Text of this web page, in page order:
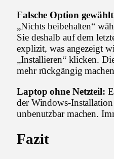
Falsche Option
„Nichts beibehalten“
Sie deshalb auf dem
explizit, was angezeigt
„Installieren“ klicken.
mehr rückgängig
Laptop ohne Netzteil:
der Windows-
unbenutzbar machen.
Fazit